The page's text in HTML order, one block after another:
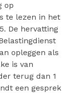
op
te lezen in het
De hervatting
opleggen als
is van
terug dan 1
een gesprek